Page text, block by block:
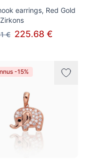
earrings, Red Gold
€ 225.68 €
-15%